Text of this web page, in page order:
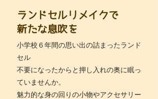
ランドセルリメイクで
新たな息吹を
小学校６年間の思い出の詰まったランド
セル
不要になったからと押し入れの奥に眠っ
ていませんか。
魅力的な身の回りの小物やアクセサリー